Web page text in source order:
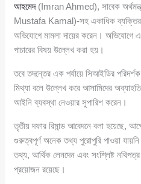
আহমেদ(Imran Ahmed), সাবেক
Mustafa Kamal)-সহ একাধিক ব্যক্তির
অভিযোগে মামলা দায়ের করেন। অভিযোগে
পাচারের বিষয় উল্লেখ করা হয়।
তবে তদন্তের এক পর্যায়ে সিআইডির
মিথ্যা বলে উল্লেখ করে আসামিদের
আইনি ব্যবস্থা নেওয়ার সুপারিশ করেন।
তৃতীয় দফার রিমান্ড আবেদনে বলা হয়েছে,
গুরুত্বপূর্ণ অনেক তথ্য পুরোপুরি পাওয়া
তথ্য, আর্থিক লেনদেন এবং সংশ্লিষ্ট
প্রয়োজন রয়েছে।